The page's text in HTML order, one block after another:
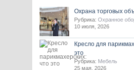
Охрана торговых
Рубрика: Охранное
10 июля, 2026
Кресло для
это
Рубрика: Мебель
25 мая, 2026